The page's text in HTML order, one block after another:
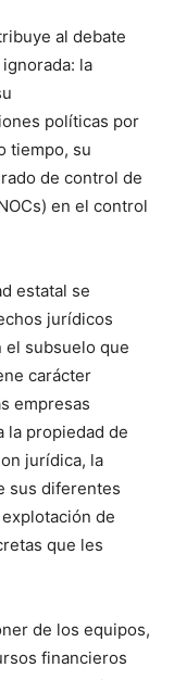
al debate
la
políticas por
tiempo, su
de control de
en el control
estatal se
jurídicos
subsuelo que
carácter
empresas
la propiedad de
jurídica, la
sus diferentes
de
que les
de los equipos,
financieros